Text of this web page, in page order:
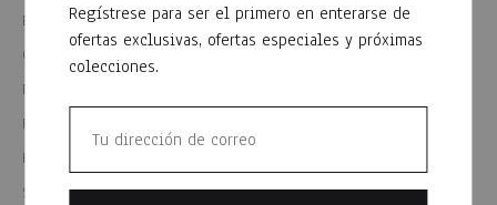
Equipos de lluvia 1
GORROS
PANTALONES Y BERMUDAS DE TRABAJO
REMERAS Y CAMISETAS
ROPA CASUAL
SEGURIDAD INDUSTRIAL 29
Regístrese para ser el primero en enterarse de
ofertas exclusivas, ofertas especiales y próximas
colecciones.